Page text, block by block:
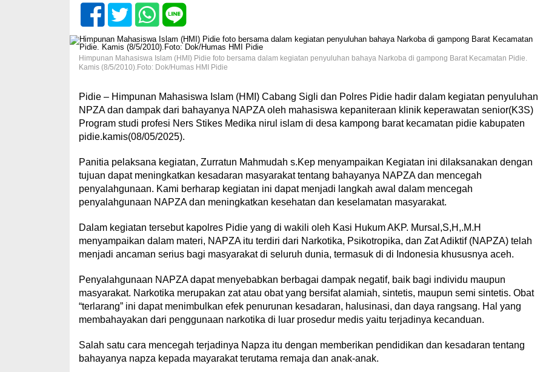
Himpunan Mahasiswa Islam (HMI) Pidie foto bersama dalam kegiatan penyuluhan bahaya Narkoba di gampong Barat Kecamatan Pidie.
Kamis (8/5/2010).Foto: Dok/Humas HMI Pidie
Pidie – Himpunan Mahasiswa Islam (HMI) Cabang Sigli dan Polres Pidie hadir dalam kegiatan penyuluhan
NPZA dan dampak dari bahayanya NAPZA oleh mahasiswa kepaniteraan klinik keperawatan senior(K3S)
Program studi profesi Ners Stikes Medika nirul islam di desa kampong barat kecamatan pidie kabupaten
pidie.kamis(08/05/2025).
Panitia pelaksana kegiatan, Zurratun Mahmudah s.Kep menyampaikan Kegiatan ini dilaksanakan dengan
tujuan dapat meningkatkan kesadaran masyarakat tentang bahayanya NAPZA dan mencegah
penyalahgunaan. Kami berharap kegiatan ini dapat menjadi langkah awal dalam mencegah
penyalahgunaan NAPZA dan meningkatkan kesehatan dan keselamatan masyarakat.
Dalam kegiatan tersebut kapolres Pidie yang di wakili oleh Kasi Hukum AKP. Mursal,S,H,.M.H
menyampaikan dalam materi, NAPZA itu terdiri dari Narkotika, Psikotropika, dan Zat Adiktif (NAPZA) telah
menjadi ancaman serius bagi masyarakat di seluruh dunia, termasuk di di Indonesia khususnya aceh.
Penyalahgunaan NAPZA dapat menyebabkan berbagai dampak negatif, baik bagi individu maupun
masyarakat. Narkotika merupakan zat atau obat yang bersifat alamiah, sintetis, maupun semi sintetis. Obat
“terlarang” ini dapat menimbulkan efek penurunan kesadaran, halusinasi, dan daya rangsang. Hal yang
membahayakan dari penggunaan narkotika di luar prosedur medis yaitu terjadinya kecanduan.
Salah satu cara mencegah terjadinya Napza itu dengan memberikan pendidikan dan kesadaran tentang
bahayanya napza kepada mayarakat terutama remaja dan anak-anak.